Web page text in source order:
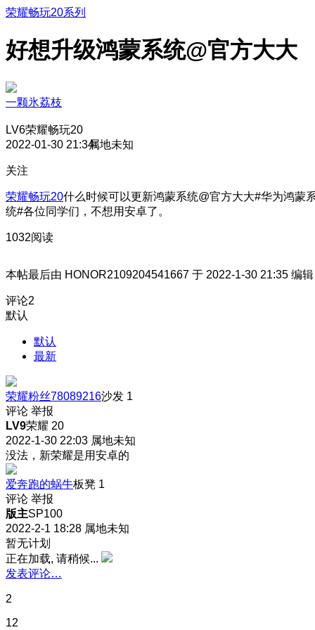
荣耀畅玩20系列
好想升级鸿蒙系统@官方大大
一颗氷荔枝
LV6荣耀畅玩20
2022-01-30 21:34属地未知
关注
荣耀畅玩20什么时候可以更新鸿蒙系统@官方大大#华为鸿蒙
统#各位同学们，不想用安卓了。
1032阅读
本帖最后由 HONOR2109204541667 于 2022-1-30 21:35 编辑
评论2
默认
默认
最新
荣耀粉丝78089216沙发 1
评论 举报
LV9荣耀 20
2022-1-30 22:03 属地未知
没法，新荣耀是用安卓的
爱奔跑的蜗牛板凳 1
评论 举报
版主SP100
2022-2-1 18:28 属地未知
暂无计划
正在加载, 请稍候...
发表评论…
2
12